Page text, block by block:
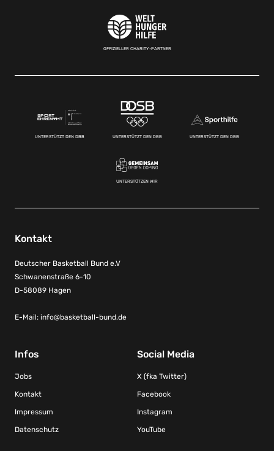
OFFIZIELLER CHARITY-PARTNER
UNTERSTÜTZT DEN DBB UNTERSTÜTZT DEN DBB UNTERSTÜTZT DEN DBB
UNTERSTÜTZEN WIR
Kontakt
Deutscher Basketball Bund e.V
Schwanenstraße 6-10
D-58089 Hagen
E-Mail: info@basketball-bund.de
Infos
Jobs
Kontakt
Impressum
Datenschutz
Social Media
X (fka Twitter)
Facebook
Instagram
YouTube